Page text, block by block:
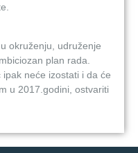
okruženju, udruženje
plan rada.
neće izostati i da će
u 2017.godini, ostvariti